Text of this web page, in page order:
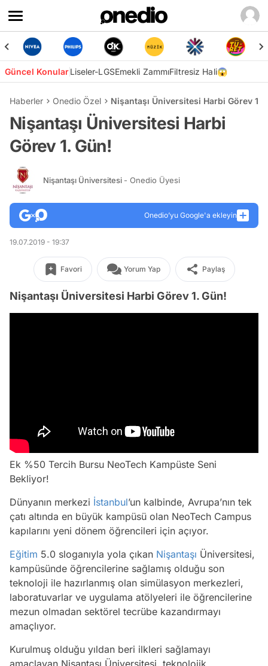
Güncel KonularLiseler-LGSEmekli ZammıFiltresiz Hali😱
Haberler Onedio Özel Nişantaşı Üniversitesi Harbi Görev 1.
Nişantaşı Üniversitesi Harbi
Görev 1. Gün!
Nişantaşı Üniversitesi - Onedio Üyesi
Onedio’yu Google'a ekleyin
19.07.2019 - 19:37
Favori Yorum Yap Paylaş
Nişantaşı Üniversitesi Harbi Görev 1. Gün!
Ek %50 Tercih Bursu NeoTech Kampüste Seni
Bekliyor!
Dünyanın merkezi İstanbul’un kalbinde, Avrupa’nın tek
çatı altında en büyük kampüsü olan NeoTech Campus
kapılarını yeni dönem öğrencileri için açıyor.
Eğitim 5.0 sloganıyla yola çıkan Nişantaşı Üniversitesi,
kampüsünde öğrencilerine sağlamış olduğu son
teknoloji ile hazırlanmış olan simülasyon merkezleri,
laboratuvarlar ve uygulama atölyeleri ile öğrencilerine
mezun olmadan sektörel tecrübe kazandırmayı
amaçlıyor.
Kurulmuş olduğu yıldan beri ilkleri sağlamayı
amaçlayan Nişantaşı Üniversitesi, teknolojik